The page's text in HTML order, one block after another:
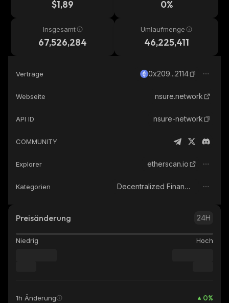
$1,89 0%
Insgesamt
67,526,284
Umlaufmenge
46,225,411
Verträge 0x209...2114
Webseite nsure.network
API ID nsure-network
COMMUNITY
Explorer etherscan.io
Kategorien Decentralized Finance (DeFi)
Preisänderung 24H
Niedrig Hoch
1h Änderung 0%